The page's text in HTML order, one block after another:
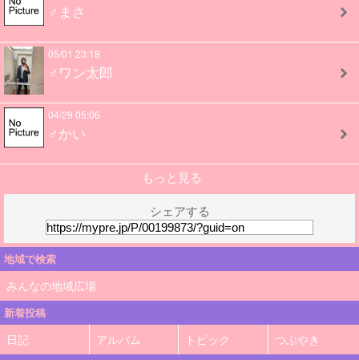
♂まさ
05/01 23:18
♂ワン太郎
04/29 05:06
♂かい
もっと見る
シェアする
地域で検索
みんなの地域広場
新着投稿
日記 アルバム トピック つぶやき